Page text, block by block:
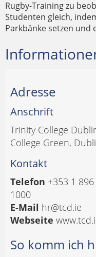
Rugby-Training zu
Studenten gleich,
Parkbänke setzen und
Adresse
Anschrift
Trinity College
College Green,
Kontakt
Telefon +353 1 896
1000
E-Mail hr@tcd.ie
Webseite
So komm ich